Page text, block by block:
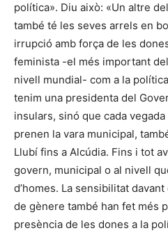
política». Diu això: «Un altre
també té les seves arrels en
irrupció amb força de les
feminista -el més important
nivell mundial- com a la
tenim una presidenta del
insulars, sinó que cada
prenen la vara municipal,
Llubí fins a Alcúdia. Fins i tot
govern, municipal o al nivell
d’homes. La sensibilitat
de gènere també han fet més
presència de les dones a la